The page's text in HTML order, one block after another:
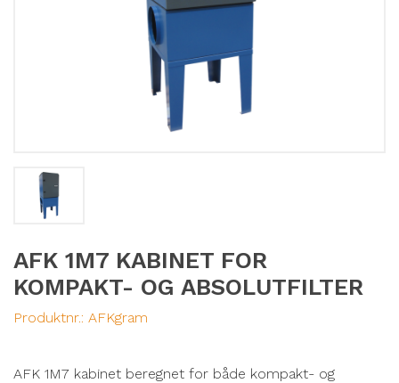
AFK 1M7 KABINET FOR
KOMPAKT- OG ABSOLUTFILTER
Produktnr.: AFKgram
AFK 1M7 kabinet beregnet for både kompakt- og